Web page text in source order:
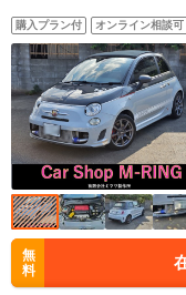
購入プラン付 オンライン相談可
無
料